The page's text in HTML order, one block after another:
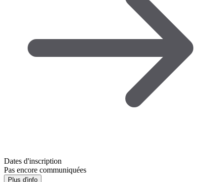
Dates d'inscription
Pas encore communiquées
Plus d'info